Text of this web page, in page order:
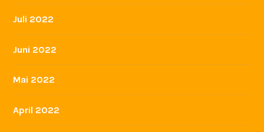
Juli 2022
Juni 2022
Mai 2022
April 2022